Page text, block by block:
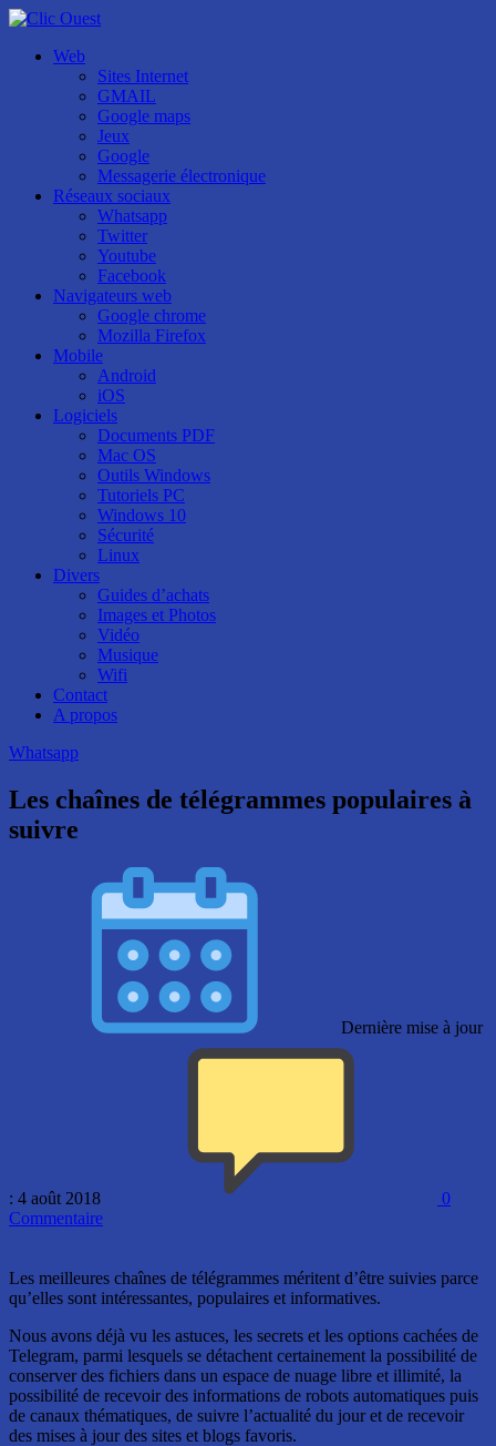
Web
Sites Internet
GMAIL
Google maps
Jeux
Google
Messagerie électronique
Réseaux sociaux
Whatsapp
Twitter
Youtube
Facebook
Navigateurs web
Google chrome
Mozilla Firefox
Mobile
Android
iOS
Logiciels
Documents PDF
Mac OS
Outils Windows
Tutoriels PC
Windows 10
Sécurité
Linux
Divers
Guides d’achats
Images et Photos
Vidéo
Musique
Wifi
Contact
A propos
Whatsapp
Les chaînes de télégrammes populaires à
suivre
Dernière mise à jour
: 4 août 2018
0
Commentaire
Les meilleures chaînes de télégrammes méritent d’être suivies parce
qu’elles sont intéressantes, populaires et informatives.
Nous avons déjà vu les astuces, les secrets et les options cachées de
Telegram, parmi lesquels se détachent certainement la possibilité de
conserver des fichiers dans un espace de nuage libre et illimité, la
possibilité de recevoir des informations de robots automatiques puis
de canaux thématiques, de suivre l’actualité du jour et de recevoir
des mises à jour des sites et blogs favoris.